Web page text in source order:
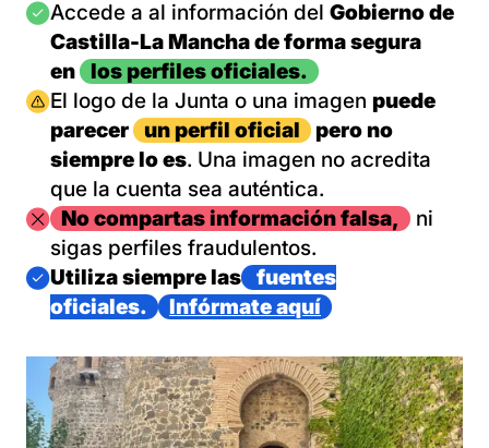
Imagen
Accede a al información del Gobierno de
Castilla-La Mancha de forma segura
en
los perfiles oficiales.
Imagen
El logo de la Junta o una imagen puede
parecer
un perfil oficial
pero no
siempre lo es. Una imagen no acredita
que la cuenta sea auténtica.
ImagenNo compartas información falsa,
ni
sigas perfiles fraudulentos.
Imagen
Utiliza siempre las
fuentes
oficiales.
Infórmate aquí